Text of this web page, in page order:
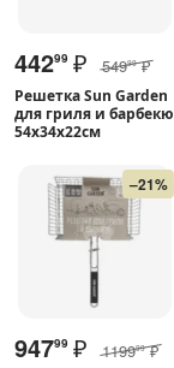
44299 ₽ 54999 ₽
Решетка Sun Garden
для гриля и барбекю
54х34х22см
–21%
94799 ₽ 119999 ₽